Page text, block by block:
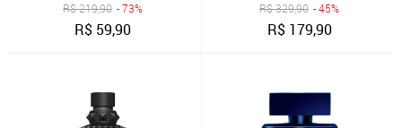
R$219,90 - 73%
R$ 59,90
R$329,90 - 45%
R$ 179,90